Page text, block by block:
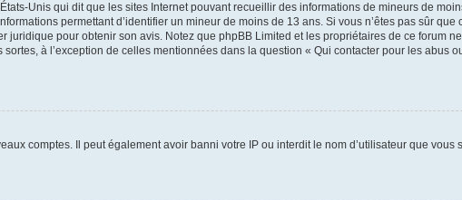
Unis qui dit que les sites Internet pouvant recueillir des informations de mineurs de
permettant d’identifier un mineur de moins de 13 ans. Si vous n’êtes pas sûr que
juridique pour obtenir son avis. Notez que phpBB Limited et les propriétaires de ce forum
à l’exception de celles mentionnées dans la question « Qui contacter pour les abus
comptes. Il peut également avoir banni votre IP ou interdit le nom d’utilisateur que vous